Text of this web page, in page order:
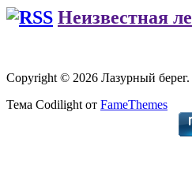
Неизвестная
Copyright © 2026 Лазурный
Тема Codilight от FameThemes